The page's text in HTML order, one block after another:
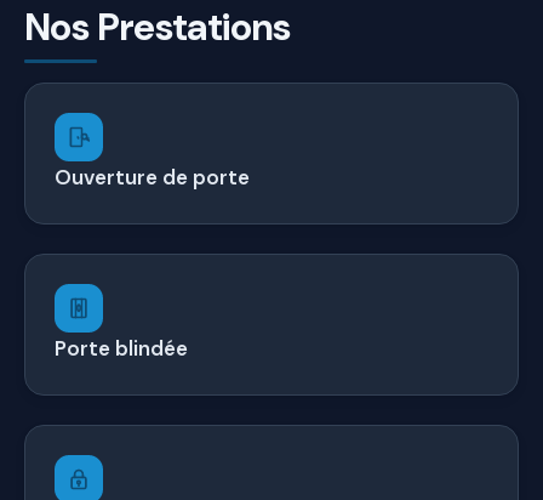
Nos Prestations
Ouverture de porte
Porte blindée